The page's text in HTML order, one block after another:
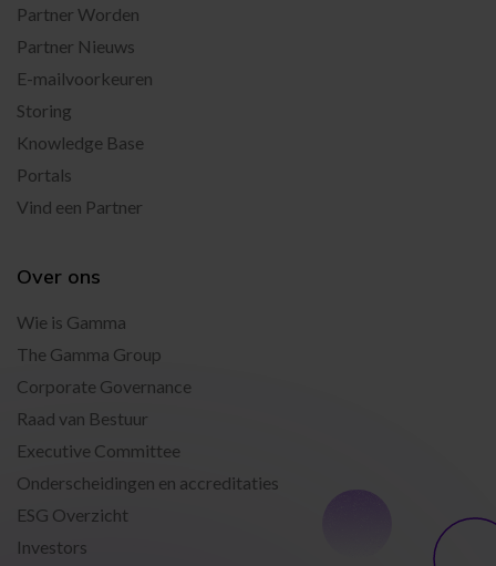
Partner Worden
Partner Nieuws
E-mailvoorkeuren
Storing
Knowledge Base
Portals
Vind een Partner
Over ons
Wie is Gamma
The Gamma Group
Corporate Governance
Raad van Bestuur
Executive Committee
Onderscheidingen en accreditaties
ESG Overzicht
Investors